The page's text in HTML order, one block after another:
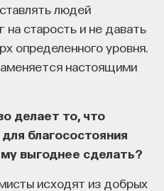
людей
старость и не давать
определенного уровня.
настоящими
делает то, что
благосостояния
выгоднее сделать?
исходят из добрых